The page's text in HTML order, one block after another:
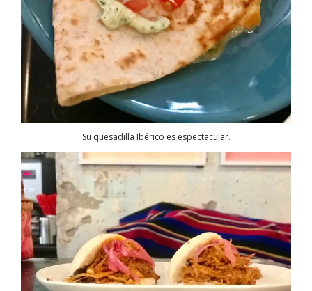
Su quesadilla Ibérico es espectacular.